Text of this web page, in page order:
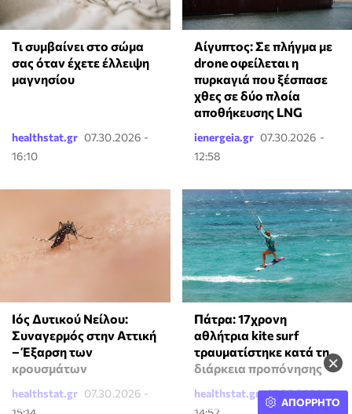
×
Τι συμβαίνει στο σώμα
σας όταν έχετε έλλειψη
μαγνησίου
healthstat.gr 07.30.2026 -
16:10
Αίγυπτος: Σε πλήγμα με
drone οφείλεται η
πυρκαγιά που ξέσπασε
χθες σε δύο πλοία
αποθήκευσης LNG
ienergeia.gr 07.30.2026 -
12:58
Ιός Δυτικού Νείλου:
Συναγερμός στην Αττική
– Έξαρση των
κρουσμάτων
healthstat.gr 07.30.2026 -
Πάτρα: 17χρονη
αθλήτρια kite surf
τραυματίστηκε κατά τη
διάρκεια προπόνησης
healthstat.gr 07.30.2026 -
ΑΠΟΡΡΗΤΟ